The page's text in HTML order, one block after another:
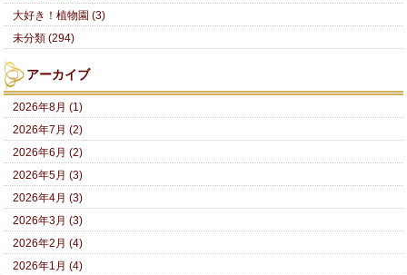
大好き！植物園 (3)
未分類 (294)
アーカイブ
2026年8月 (1)
2026年7月 (2)
2026年6月 (2)
2026年5月 (3)
2026年4月 (3)
2026年3月 (3)
2026年2月 (4)
2026年1月 (4)